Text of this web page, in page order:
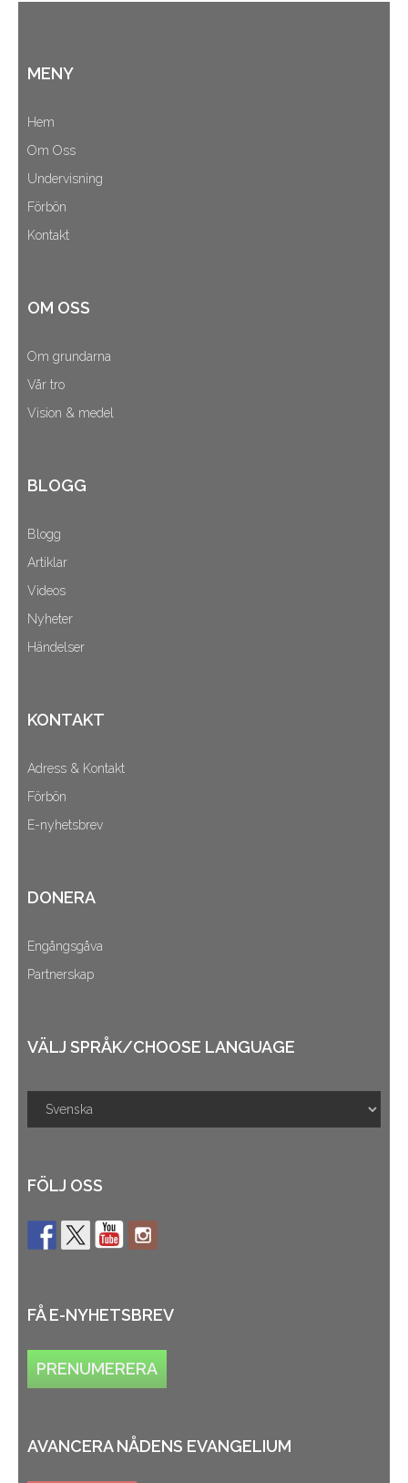
MENY
Hem
Om Oss
Undervisning
Förbön
Kontakt
OM OSS
Om grundarna
Vår tro
Vision & medel
BLOGG
Blogg
Artiklar
Videos
Nyheter
Händelser
KONTAKT
Adress & Kontakt
Förbön
E-nyhetsbrev
DONERA
Engångsgåva
Partnerskap
VÄLJ SPRÅK/CHOOSE LANGUAGE
FÖLJ OSS
FÅ E-NYHETSBREV
PRENUMERERA
AVANCERA NÅDENS EVANGELIUM